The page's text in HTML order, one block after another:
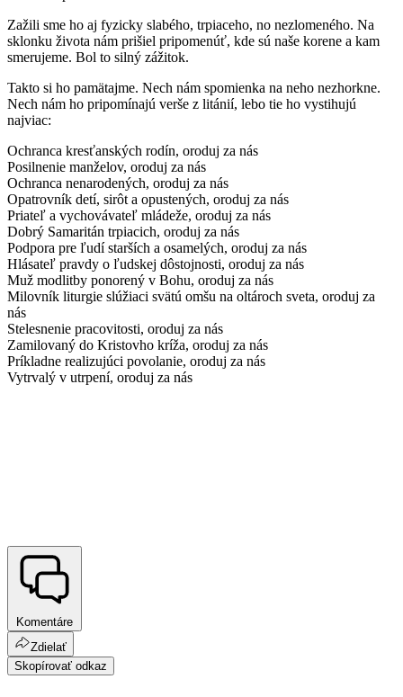
Zažili sme ho aj fyzicky slabého, trpiaceho, no nezlomeného. Na
sklonku života nám prišiel pripomenúť, kde sú naše korene a kam
smerujeme. Bol to silný zážitok.
Takto si ho pamätajme. Nech nám spomienka na neho nezhorkne.
Nech nám ho pripomínajú verše z litánií, lebo tie ho vystihujú
najviac:
Ochranca kresťanských rodín, oroduj za nás
Posilnenie manželov, oroduj za nás
Ochranca nenarodených, oroduj za nás
Opatrovník detí, sirôt a opustených, oroduj za nás
Priateľ a vychovávateľ mládeže, oroduj za nás
Dobrý Samaritán trpiacich, oroduj za nás
Podpora pre ľudí starších a osamelých, oroduj za nás
Hlásateľ pravdy o ľudskej dôstojnosti, oroduj za nás
Muž modlitby ponorený v Bohu, oroduj za nás
Milovník liturgie slúžiaci svätú omšu na oltároch sveta, oroduj za
nás
Stelesnenie pracovitosti, oroduj za nás
Zamilovaný do Kristovho kríža, oroduj za nás
Príkladne realizujúci povolanie, oroduj za nás
Vytrvalý v utrpení, oroduj za nás
Komentáre
Zdielať
Skopírovať odkaz